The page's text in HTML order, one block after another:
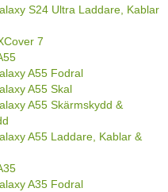
S24 Ultra Laddare, Kablar
7
A55 Fodral
A55 Skal
A55 Skärmskydd &
A55 Laddare, Kablar &
A35 Fodral